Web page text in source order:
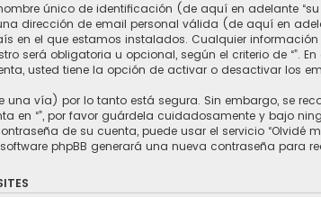
único de identificación (de aquí en adelante
dirección de email personal válida (de aquí en
en el que estamos instalados. Cualquier
será obligatoria u opcional, según el criterio de
usted tiene la opción de activar o desactivar los
vía) por lo tanto está segura. Sin embargo, se
en “”, por favor guárdela cuidadosamente y bajo
de su cuenta, puede usar el servicio “Olvidé
phpBB generará una nueva contraseña para